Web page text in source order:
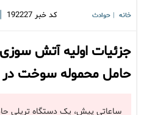
خانه حوادث کد خبر 192227
|
جزئیات اولیه آتش
حامل محموله سوخت در
ساعاتی پیش، یک دستگاه تریلی